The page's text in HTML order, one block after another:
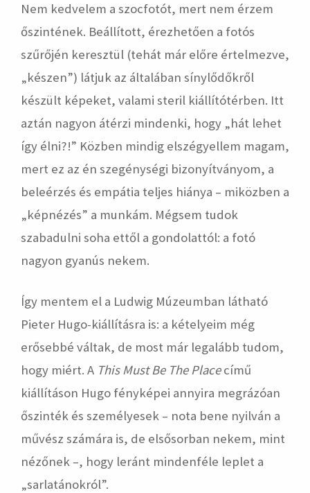
hirdetés
Nem kedvelem a szocfotót, mert nem érzem
őszintének. Beállított, érezhetően a fotós
szűrőjén keresztül (tehát már előre értelmezve,
„készen”) látjuk az általában sínylődőkről
készült képeket, valami steril kiállítótérben. Itt
aztán nagyon átérzi mindenki, hogy „hát lehet
így élni?!” Közben mindig elszégyellem magam,
mert ez az én szegénységi bizonyítványom, a
beleérzés és empátia teljes hiánya – miközben a
„képnézés” a munkám. Mégsem tudok
szabadulni soha ettől a gondolattól: a fotó
nagyon gyanús nekem.
Így mentem el a Ludwig Múzeumban látható
Pieter Hugo-kiállításra is: a kételyeim még
erősebbé váltak, de most már legalább tudom,
hogy miért. A This Must Be The Placecímű
kiállításon Hugo fényképei annyira megrázóan
őszinték és személyesek – nota bene nyilván a
művész számára is, de elsősorban nekem, mint
nézőnek –, hogy leránt mindenféle leplet a
„sarlatánokról”.